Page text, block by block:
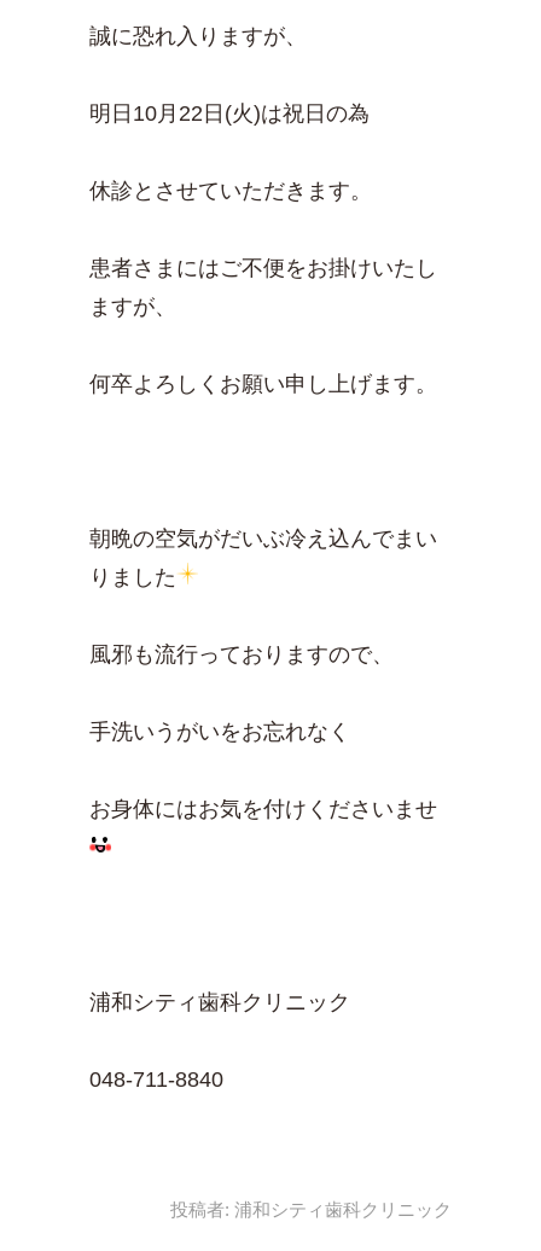
誠に恐れ入りますが、
明日10月22日(火)は祝日の為
休診とさせていただきます。
患者さまにはご不便をお掛けいたし
ますが、
何卒よろしくお願い申し上げます。
朝晩の空気がだいぶ冷え込んでまい
りました
風邪も流行っておりますので、
手洗いうがいをお忘れなく
お身体にはお気を付けくださいませ
浦和シティ歯科クリニック
048-711-8840
投稿者: 浦和シティ歯科クリニック